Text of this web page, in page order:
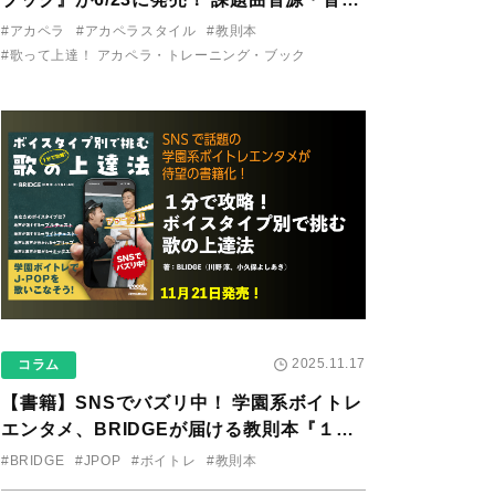
り用アプリを公開。
#アカペラ #アカペラスタイル
#教則本
#歌って上達！ アカペラ・トレーニング・ブック
コラム 2025.11.17
【書籍】SNSでバズリ中！ 学園系ボイトレ
エンタメ、BRIDGEが届ける教則本『１分
で攻略！ ボイスタイプ別で挑む歌の上達
#BRIDGE #JPOP #ボイトレ #教則本